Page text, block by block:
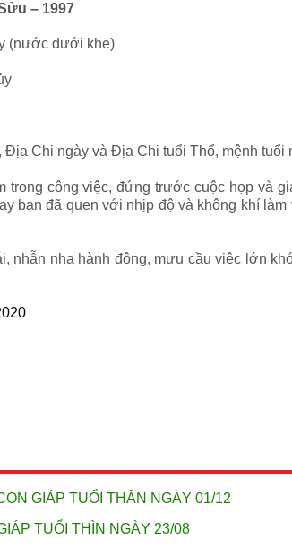
– 1997
(nước dưới khe)
Chi ngày và Địa Chi tuổi Thổ, mệnh tuổi
trong công việc, đứng trước cuộc họp và
bạn đã quen với nhịp độ và không khí
nhẫn nha hành động, mưu cầu việc lớn
GIÁP TUỔI THÂN NGÀY 01/12
TUỔI THÌN NGÀY 23/08